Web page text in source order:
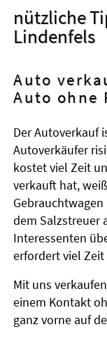
nützliche
Lindenfels
Auto
Auto ohne
Der Autoverkauf
Autoverkäufer
kostet viel Zeit
verkauft hat,
dem Salzstreuer
Interessenten
erfordert viel
Mit uns
einem Kontakt
ganz vorne auf